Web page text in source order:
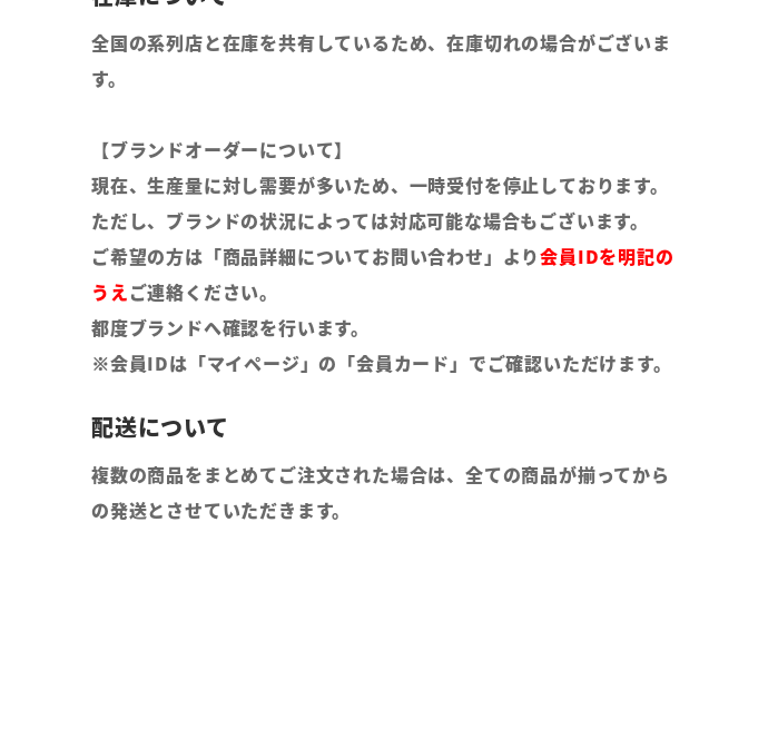
全国の系列店と在庫を共有しているため、在庫切れの場合がございま
す。
【ブランドオーダーについて】
現在、生産量に対し需要が多いため、一時受付を停止しております。
ただし、ブランドの状況によっては対応可能な場合もございます。
ご希望の方は「商品詳細についてお問い合わせ」より会員IDを明記の
うえご連絡ください。
都度ブランドへ確認を行います。
※会員IDは「マイページ」の「会員カード」でご確認いただけます。
複数の商品をまとめてご注文された場合は、全ての商品が揃ってから
の発送とさせていただきます。